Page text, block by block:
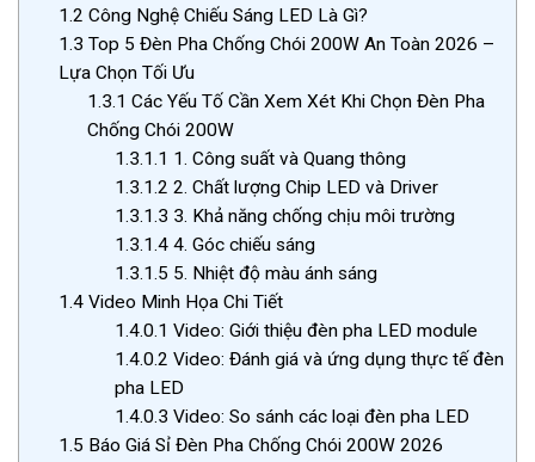
1.2 Công Nghệ Chiếu Sáng LED Là Gì?
1.3 Top 5 Đèn Pha Chống Chói 200W An Toàn 2026 –
Lựa Chọn Tối Ưu
1.3.1 Các Yếu Tố Cần Xem Xét Khi Chọn Đèn Pha
Chống Chói 200W
1.3.1.1 1. Công suất và Quang thông
1.3.1.2 2. Chất lượng Chip LED và Driver
1.3.1.3 3. Khả năng chống chịu môi trường
1.3.1.44. Góc chiếu sáng
1.3.1.5 5. Nhiệt độ màu ánh sáng
1.4 Video Minh Họa Chi Tiết
1.4.0.1 Video: Giới thiệu đèn pha LED module
1.4.0.2 Video: Đánh giá và ứng dụng thực tế đèn
pha LED
1.4.0.3 Video: So sánh các loại đèn pha LED
1.5 Báo Giá Sỉ Đèn Pha Chống Chói 200W 2026